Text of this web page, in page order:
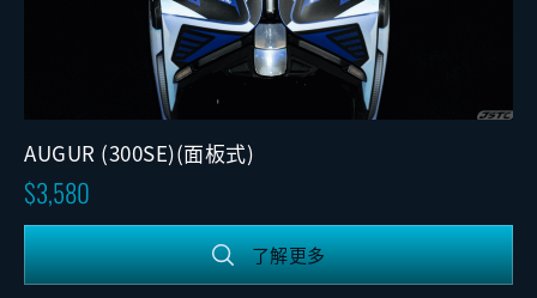
AUGUR (300SE)(面板式)
3,580
了解更多